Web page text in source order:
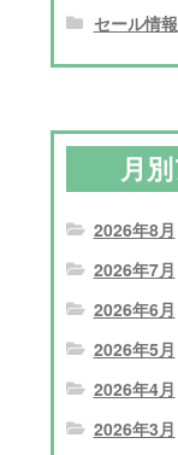
セール情報
月
2026年8月
2026年7月
2026年6月
2026年5月
2026年4月
2026年3月